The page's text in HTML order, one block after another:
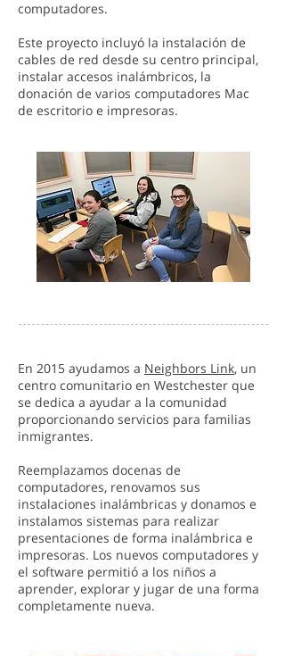
computadores.
Este proyecto incluyó la instalación de
cables de red desde su centro principal,
instalar accesos inalámbricos, la
donación de varios computadores Mac
de escritorio e impresoras.
En 2015 ayudamos a Neighbors Link, un
centro comunitario en Westchester que
se dedica a ayudar a la comunidad
proporcionando servicios para familias
inmigrantes.
Reemplazamos docenas de
computadores, renovamos sus
instalaciones inalámbricas y donamos e
instalamos sistemas para realizar
presentaciones de forma inalámbrica e
impresoras. Los nuevos computadores y
el software permitió a los niños a
aprender, explorar y jugar de una forma
completamente nueva.